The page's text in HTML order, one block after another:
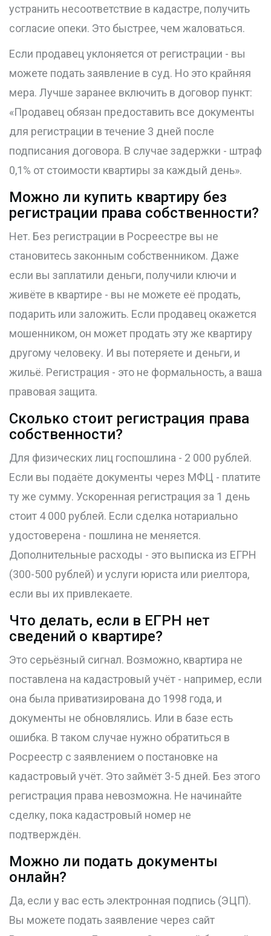
устранить несоответствие в кадастре, получить
согласие опеки. Это быстрее, чем жаловаться.
Если продавец уклоняется от регистрации - вы
можете подать заявление в суд. Но это крайняя
мера. Лучше заранее включить в договор пункт:
«Продавец обязан предоставить все документы
для регистрации в течение 3 дней после
подписания договора. В случае задержки - штраф
0,1% от стоимости квартиры за каждый день».
Можно ли купить квартиру без
регистрации права собственности?
Нет. Без регистрации в Росреестре вы не
становитесь законным собственником. Даже
если вы заплатили деньги, получили ключи и
живёте в квартире - вы не можете её продать,
подарить или заложить. Если продавец окажется
мошенником, он может продать эту же квартиру
другому человеку. И вы потеряете и деньги, и
жильё. Регистрация - это не формальность, а ваша
правовая защита.
Сколько стоит регистрация права
собственности?
Для физических лиц госпошлина - 2 000 рублей.
Если вы подаёте документы через МФЦ - платите
ту же сумму. Ускоренная регистрация за 1 день
стоит 4 000 рублей. Если сделка нотариально
удостоверена - пошлина не меняется.
Дополнительные расходы - это выписка из ЕГРН
(300-500 рублей) и услуги юриста или риелтора,
если вы их привлекаете.
Что делать, если в ЕГРН нет
сведений о квартире?
Это серьёзный сигнал. Возможно, квартира не
поставлена на кадастровый учёт - например, если
она была приватизирована до 1998 года, и
документы не обновлялись. Или в базе есть
ошибка. В таком случае нужно обратиться в
Росреестр с заявлением о постановке на
кадастровый учёт. Это займёт 3-5 дней. Без этого
регистрация права невозможна. Не начинайте
сделку, пока кадастровый номер не
подтверждён.
Можно ли подать документы
онлайн?
Да, если у вас есть электронная подпись (ЭЦП).
Вы можете подать заявление через сайт